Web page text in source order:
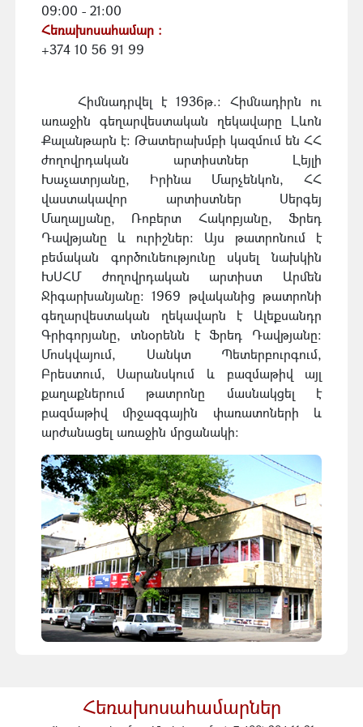
09:00 - 21:00
Հեռախոսահամար :
+374 10 56 91 99
Հիմնադրվել է 1936թ.: Հիմնադիրն ու
առաջին գեղարվեստական ղեկավարը Լևոն
Քալանթարն է: Թատերախմբի կազմում են ՀՀ
ժողովրդական արտիստներ Լեյլի
Խաչատրյանը, Իրինա Մարչենկոն, ՀՀ
վաստակավոր արտիստներ Սերգեյ
Մաղալյանը, Ռոբերտ Հակոբյանը, Ֆրեդ
Դավթյանը և ուրիշներ: Այս թատրոնում է
բեմական գործունեությունը սկսել նախկին
ԽՍՀՄ ժողովրդական արտիստ Արմեն
Ջիգարխանյանը: 1969 թվականից թատրոնի
գեղարվեստական ղեկավարն է Ալեքսանդր
Գրիգորյանը, տնօրենն է Ֆրեդ Դավթյանը:
Մոսկվայում, Սանկտ Պետերբուրգում,
Բրեստում, Սարանսկում և բազմաթիվ այլ
քաղաքներում թատրոնը մասնակցել է
բազմաթիվ միջազգային փառատոների և
արժանացել առաջին մրցանակի:
Հեռախոսահամարներ